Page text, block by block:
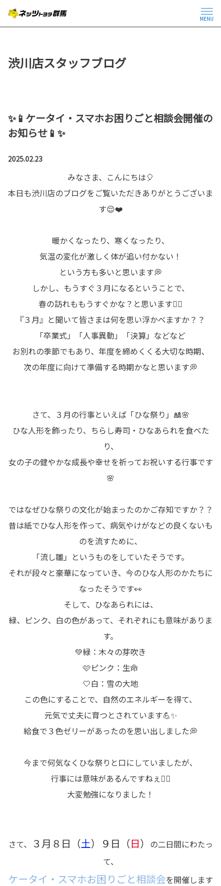
MENU
渋川店スタッフブログ
✨📱ケータイ・スマホお困りごと相談会開催の
お知らせ📱✨
2025.02.23
みなさま、こんにちは🎈
本日も渋川店のブログをご覧いただきありがとうございま
す😌❤️
暖かくなったり、寒くなったり、
気温の変化が激しく体が追い付かない！
という方も多いと思います💭
しかし、もうすぐ３月になるということで、
春の訪れももうすぐかな？と思います🙂‍↕️
『３月』と聞いて皆さまは何を思い浮かべますか？？
「卒業式」「人事異動」「決算」などなど
お別れの季節でもあり、年度を締めくくる大切な時期、
次の年度に向けて準備する時期かなと思います💭
さて、３月の行事といえば「ひな祭り」🎎🌸
ひな人形を飾ったり、ちらし寿司・ひなあられを食べた
り、
女の子の健やかな成長や幸せを祈ってお祝いする行事です
🌸
ではなぜひな祭りの文化が始まったのかご存知ですか？？
昔は紙でひな人形を作って、病気やけがなどの良くないも
のを流すために、
「流し雛」というものをしていたそうです。
それが段々と豪華になっていき、今のひな人形のかたちに
なったそうです👀
そして、ひなあられには、
緑、ピンク、白の色があって、それぞれにも意味がありま
す。
💚緑：木々の芽吹き
🩷ピンク：生命
🤍白：雪の大地
この色にすることで、自然のエネルギーを得て、
元気で丈夫に育つとされています💪✨
給食で３色ゼリーがあったのを思い出しました💭
今まで何気なくひな祭りと口にしていましたが、
行事には意味があるんですねぇ🙂‍↕️
大変勉強になりました！
さて、 ３月８日（土）９日（日）
の二日間にわたっ
て、
ケータイ・スマホお困りごと相談会を開催します